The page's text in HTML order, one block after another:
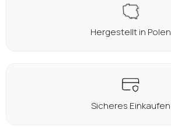
Hergestellt in Polen
Sicheres Einkaufen